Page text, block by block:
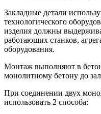
Закладные детали
технологического
изделия должны
работающих станков,
оборудования.
Монтаж выполняют в
монолитному бетону до
При соединении двух
использовать 2 способа: